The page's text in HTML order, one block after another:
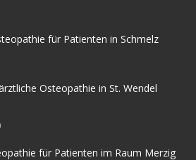
für Patienten in Schmelz
Osteopathie in St. Wendel
für Patienten im Raum Merzig